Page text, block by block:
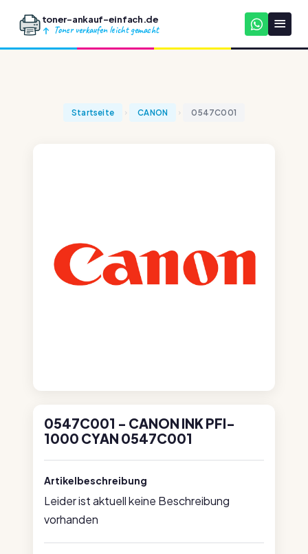
toner-ankauf-einfach.de
Toner verkaufen leicht gemacht
Startseite CANON 0547C001
0547C001 - CANON INK PFI-
1000 CYAN 0547C001
Artikelbeschreibung
Leider ist aktuell keine Beschreibung
vorhanden